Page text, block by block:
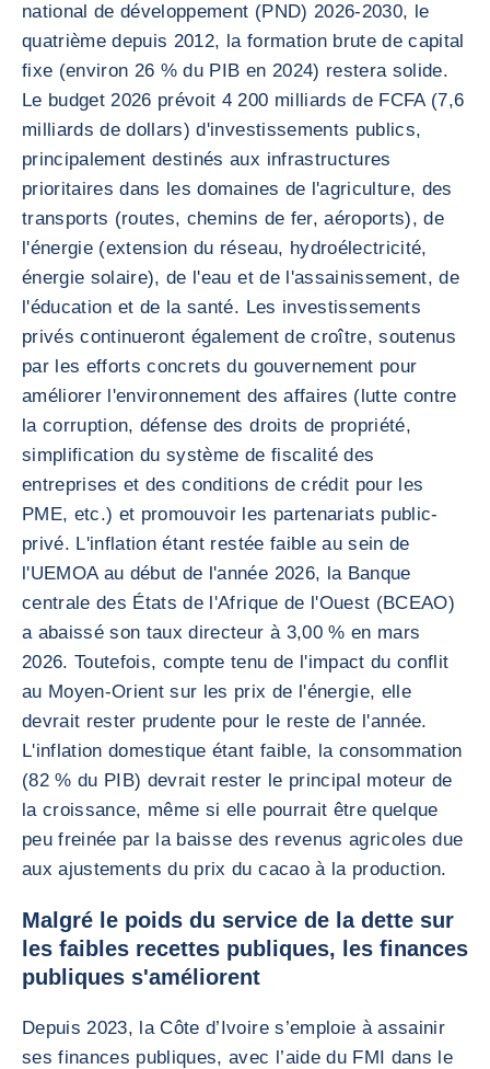
national de développement (PND) 2026-2030, le
quatrième depuis 2012, la formation brute de capital
fixe (environ 26 % du PIB en 2024) restera solide.
Le budget 2026 prévoit 4 200 milliards de FCFA (7,6
milliards de dollars) d'investissements publics,
principalement destinés aux infrastructures
prioritaires dans les domaines de l'agriculture, des
transports (routes, chemins de fer, aéroports), de
l'énergie (extension du réseau, hydroélectricité,
énergie solaire), de l'eau et de l'assainissement, de
l'éducation et de la santé. Les investissements
privés continueront également de croître, soutenus
par les efforts concrets du gouvernement pour
améliorer l'environnement des affaires (lutte contre
la corruption, défense des droits de propriété,
simplification du système de fiscalité des
entreprises et des conditions de crédit pour les
PME, etc.) et promouvoir les partenariats public-
privé. L'inflation étant restée faible au sein de
l'UEMOA au début de l'année 2026, la Banque
centrale des États de l'Afrique de l'Ouest (BCEAO)
a abaissé son taux directeur à 3,00 % en mars
2026. Toutefois, compte tenu de l'impact du conflit
au Moyen-Orient sur les prix de l'énergie, elle
devrait rester prudente pour le reste de l'année.
L'inflation domestique étant faible, la consommation
(82 % du PIB) devrait rester le principal moteur de
la croissance, même si elle pourrait être quelque
peu freinée par la baisse des revenus agricoles due
aux ajustements du prix du cacao à la production.
Malgré le poids du service de la dette sur
les faibles recettes publiques, les finances
publiques s'améliorent
Depuis 2023, la Côte d’Ivoire s’emploie à assainir
ses finances publiques, avec l’aide du FMI dans le